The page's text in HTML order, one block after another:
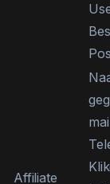
Affiliate